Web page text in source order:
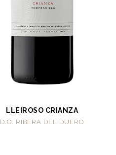
LLEIROSO CRIANZA
D.O. RIBERA DEL DUERO